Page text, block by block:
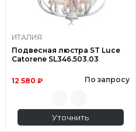
ИТАЛИЯ
Подвесная люстра ST Luce
Catorene SL346.503.03
12 580 ₽ По запросу
Уточнить